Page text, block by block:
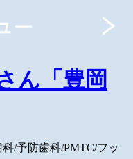
/予防歯科/PMTC/フッ